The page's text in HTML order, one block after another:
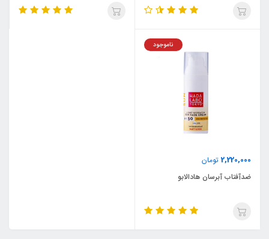
2,220,000 تومان
ناموجود
ضدآفتاب آبرسان هادالابو